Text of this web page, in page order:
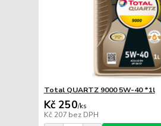
Total QUARTZ 9000 5W-40 *1l
Kč 250/ks
Kč 207 bez DPH